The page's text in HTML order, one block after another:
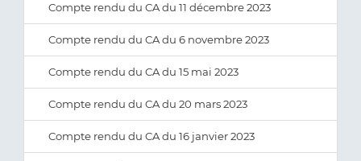
Compte rendu du CA du 11 décembre 2023
Compte rendu du CA du 6 novembre 2023
Compte rendu du CA du 15 mai 2023
Compte rendu du CA du 20 mars 2023
Compte rendu du CA du 16 janvier 2023